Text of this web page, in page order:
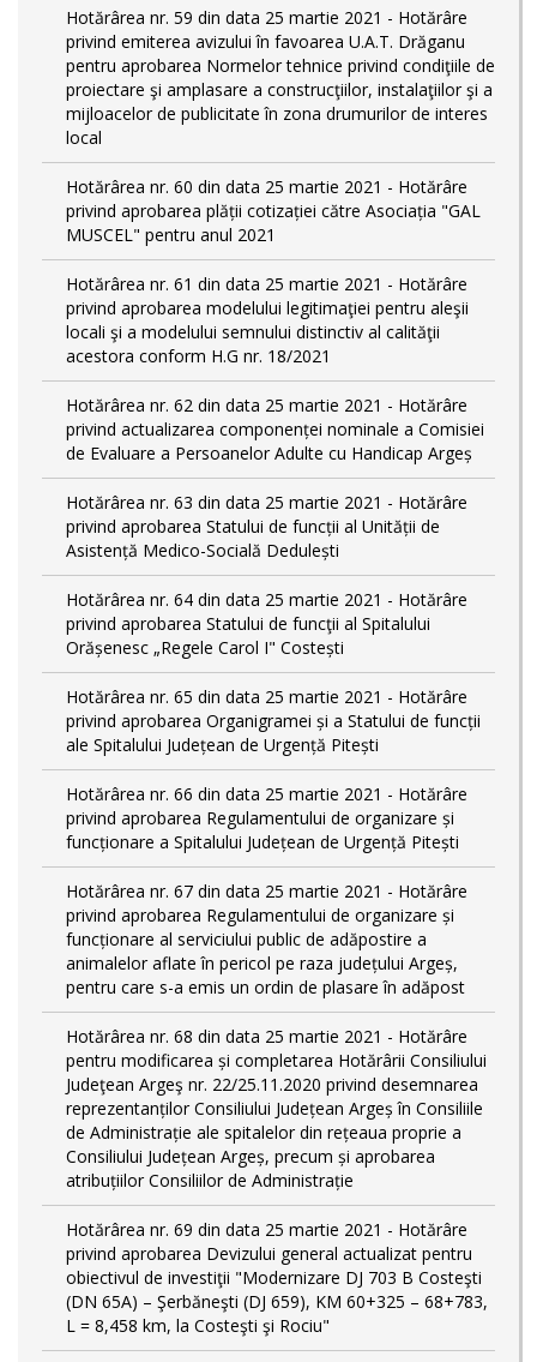
Hotărârea nr. 59 din data 25 martie 2021 - Hotărâre
privind emiterea avizului în favoarea U.A.T. Drăganu
pentru aprobarea Normelor tehnice privind condiţiile de
proiectare şi amplasare a construcţiilor, instalaţiilor şi a
mijloacelor de publicitate în zona drumurilor de interes
local
Hotărârea nr. 60 din data 25 martie 2021 - Hotărâre
privind aprobarea plății cotizației către Asociația "GAL
MUSCEL" pentru anul 2021
Hotărârea nr. 61 din data 25 martie 2021 - Hotărâre
privind aprobarea modelului legitimaţiei pentru aleşii
locali şi a modelului semnului distinctiv al calităţii
acestora conform H.G nr. 18/2021
Hotărârea nr. 62 din data 25 martie 2021 - Hotărâre
privind actualizarea componenței nominale a Comisiei
de Evaluare a Persoanelor Adulte cu Handicap Argeș
Hotărârea nr. 63 din data 25 martie 2021 - Hotărâre
privind aprobarea Statului de funcții al Unității de
Asistență Medico-Socială Dedulești
Hotărârea nr. 64 din data 25 martie 2021 - Hotărâre
privind aprobarea Statului de funcţii al Spitalului
Orășenesc „Regele Carol I" Costești
Hotărârea nr. 65 din data 25 martie 2021 - Hotărâre
privind aprobarea Organigramei și a Statului de funcții
ale Spitalului Județean de Urgență Pitești
Hotărârea nr. 66 din data 25 martie 2021 - Hotărâre
privind aprobarea Regulamentului de organizare și
funcționare a Spitalului Județean de Urgență Pitești
Hotărârea nr. 67 din data 25 martie 2021 - Hotărâre
privind aprobarea Regulamentului de organizare și
funcționare al serviciului public de adăpostire a
animalelor aflate în pericol pe raza județului Argeș,
pentru care s-a emis un ordin de plasare în adăpost
Hotărârea nr. 68 din data 25 martie 2021 - Hotărâre
pentru modificarea și completarea Hotărârii Consiliului
Judeţean Argeş nr. 22/25.11.2020 privind desemnarea
reprezentanților Consiliului Județean Argeș în Consiliile
de Administrație ale spitalelor din rețeaua proprie a
Consiliului Județean Argeș, precum și aprobarea
atribuțiilor Consiliilor de Administrație
Hotărârea nr. 69 din data 25 martie 2021 - Hotărâre
privind aprobarea Devizului general actualizat pentru
obiectivul de investiţii "Modernizare DJ 703 B Costeşti
(DN 65A) – Şerbăneşti (DJ 659), KM 60+325 – 68+783,
L = 8,458 km, la Costeşti şi Rociu"